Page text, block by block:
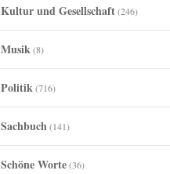
Kultur und Gesellschaft(246)
Musik(8)
Politik(716)
Sachbuch(141)
Schöne Worte(36)